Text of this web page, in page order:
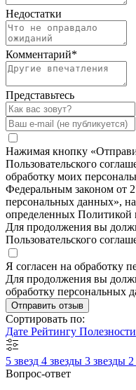
Недостатки
Комментарий*
Представьтесь
Нажимая кнопку
Пользовательского
обработку моих
Федеральным законом от
персональных данных»,
определенных Политикой
Для продолжения вы
Пользовательского
Я согласен на обработку
Для продолжения вы
обработку персональных
Отправить отзыв
Сортировать по:
Дате Рейтингу Полезности
5 звезд 4 звезды 3 звезды
Вопрос-ответ